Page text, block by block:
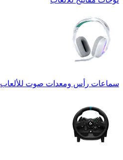
سماعات رأس ومعدات صوت للألعاب